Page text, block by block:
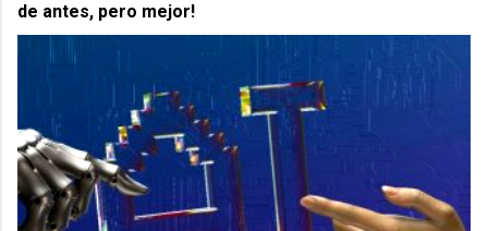
de antes, pero mejor!